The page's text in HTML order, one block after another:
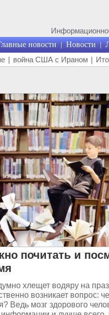
новости | Новости |
| война США с Ираном |
почитать и
хлещет водяру на
возникает вопрос:
Ведь мозг здорового